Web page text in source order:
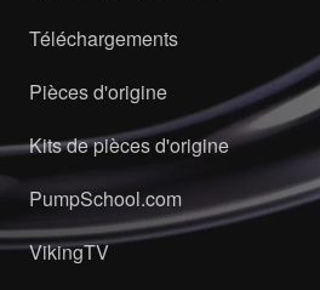
Téléchargements
Pièces d'origine
Kits de pièces d'origine
PumpSchool.com
VikingTV